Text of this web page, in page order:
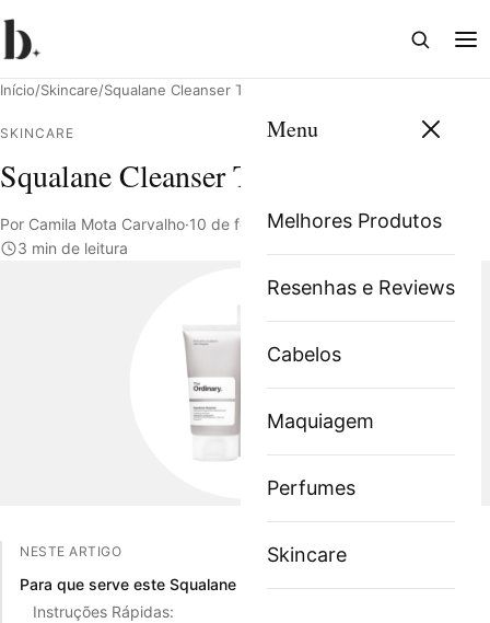
Abrir
Menu
Melhores Produtos
Resenhas e Reviews
Cabelos
Maquiagem
Perfumes
Skincare
Início/Skincare/Squalane Cleanser The Ordinary
SKINCARE
Squalane Cleanser The Ordinary
Por Camila Mota Carvalho·10 de fevereiro de 2025·
3 min de leitura
NESTE ARTIGO
Para que serve este Squalane Cleanser?
Instruções Rápidas: